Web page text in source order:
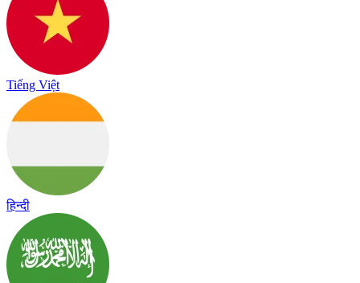
Tiếng Việt
हिन्दी